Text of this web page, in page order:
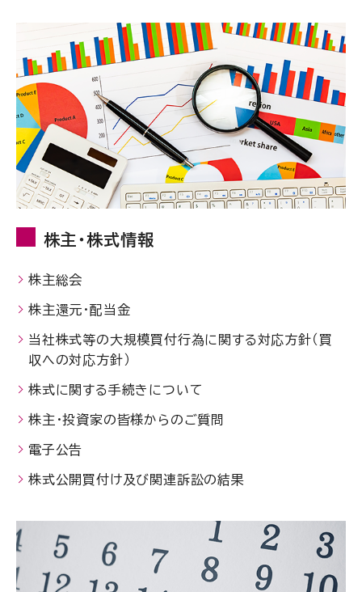
株主・株式情報
株主総会
株主還元・配当金
当社株式等の大規模買付行為に関する対応方針（買
収への対応方針）
株式に関する手続きについて
株主・投資家の皆様からのご質問
電子公告
株式公開買付け及び関連訴訟の結果